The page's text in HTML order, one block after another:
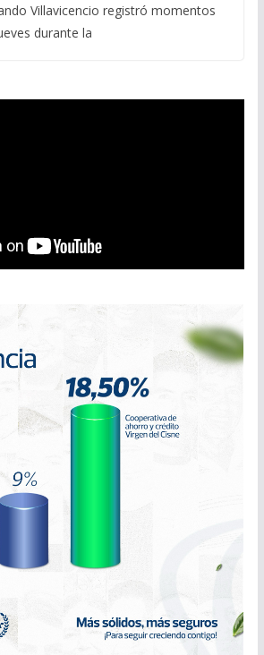
Villavicencio registró momentos
durante la